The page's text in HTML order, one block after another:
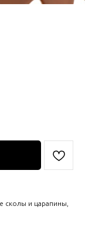
сколы и царапины,